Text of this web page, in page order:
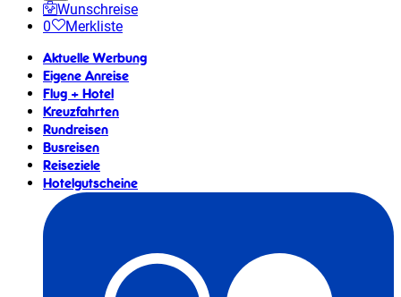
Wunschreise
0
Merkliste
Aktuelle Werbung
Eigene Anreise
Flug + Hotel
Kreuzfahrten
Rundreisen
Busreisen
Reiseziele
Hotelgutscheine